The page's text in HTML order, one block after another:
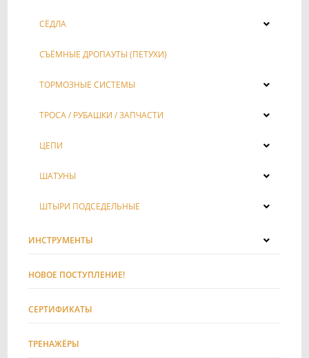
СЁДЛА
СЪЁМНЫЕ ДРОПАУТЫ (ПЕТУХИ)
ТОРМОЗНЫЕ СИСТЕМЫ
ТРОСА / РУБАШКИ / ЗАПЧАСТИ
ЦЕПИ
ШАТУНЫ
ШТЫРИ ПОДСЕДЕЛЬНЫЕ
ИНСТРУМЕНТЫ
НОВОЕ ПОСТУПЛЕНИЕ!
СЕРТИФИКАТЫ
ТРЕНАЖЁРЫ